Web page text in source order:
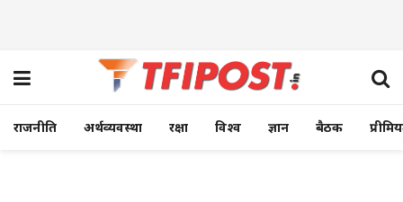
राजनीति अर्थव्यवस्था रक्षा विश्व ज्ञान बैठक